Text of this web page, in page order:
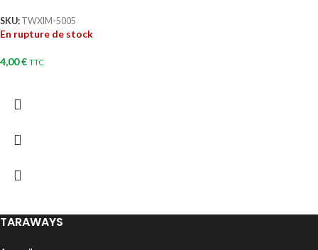
SKU: TWXIM-5005
En rupture de stock
4,00€ TTC
TARAWAYS